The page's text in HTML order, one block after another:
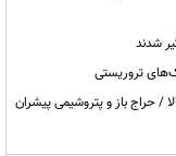
شدند
بورس کالا / حراج باز و پتروشیمی پیشران